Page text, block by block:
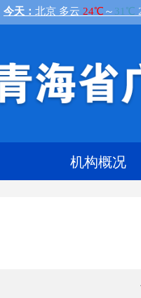
机构概况